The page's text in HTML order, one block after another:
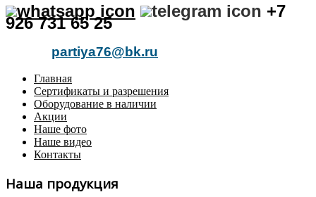
+7
926 731 65 25
partiya76@bk.ru
Главная
Сертификаты и разрешения
Оборудование в наличии
Акции
Наше фото
Наше видео
Контакты
Наша продукция